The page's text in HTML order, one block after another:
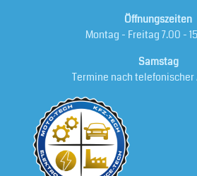
Öffnungszeiten
Montag - Freitag 7.00 -
Samstag
Termine nach telefonischer